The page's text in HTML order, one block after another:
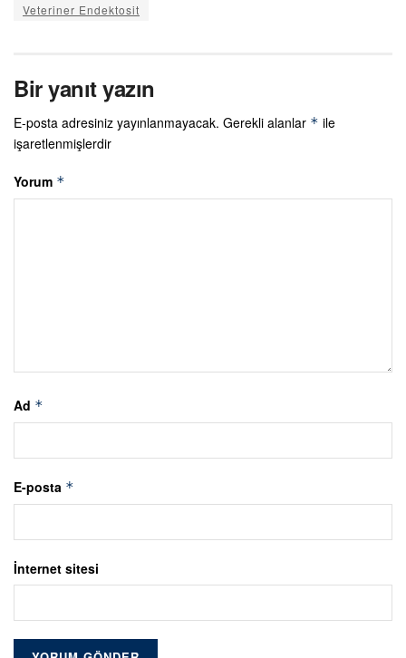
Veteriner Endektosit
Bir yanıt yazın
E-posta adresiniz yayınlanmayacak. Gerekli alanlar * ile
işaretlenmişlerdir
Yorum *
Ad *
E-posta *
İnternet sitesi